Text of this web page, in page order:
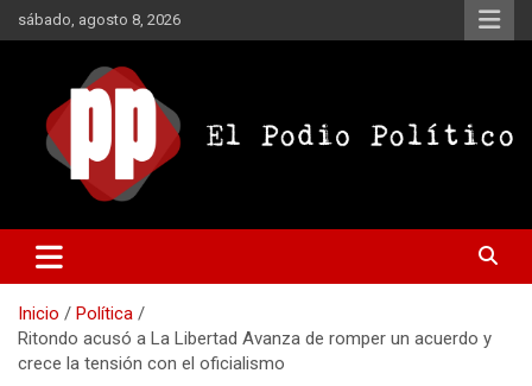
Saltar
al
sábado, agosto 8, 2026
El Podio Político – © Argentina
Inicio
Política
Ritondo acusó a La Libertad Avanza de romper un acuerdo y
crece la tensión con el oficialismo